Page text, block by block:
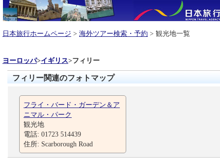
日本旅行ホームページ > 海外ツアー検索・予約 > 観光地一覧
ヨーロッパ>イギリス>フィリー
フィリー関連のフォトマップ
フライ・バード・ガーデン＆ア
ニマル・パーク
観光地
電話: 01723 514439
住所: Scarborough Road